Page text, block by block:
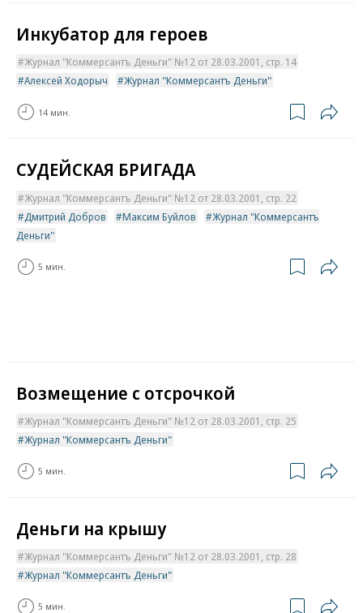
Инкубатор для героев
Журнал "Коммерсантъ Деньги" №12 от 28.03.2001, стр. 14
Алексей Ходорыч
Журнал "Коммерсантъ Деньги"
14 мин.
СУДЕЙСКАЯ БРИГАДА
Журнал "Коммерсантъ Деньги" №12 от 28.03.2001, стр. 22
Дмитрий Добров
Максим Буйлов
Журнал "Коммерсантъ
Деньги"
5 мин.
Возмещение с отсрочкой
Журнал "Коммерсантъ Деньги" №12 от 28.03.2001, стр. 25
Журнал "Коммерсантъ Деньги"
5 мин.
Деньги на крышу
Журнал "Коммерсантъ Деньги" №12 от 28.03.2001, стр. 28
Журнал "Коммерсантъ Деньги"
5 мин.